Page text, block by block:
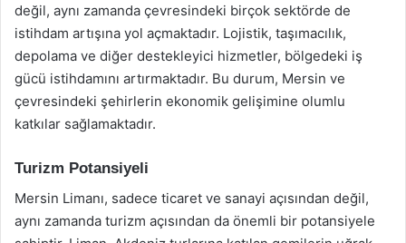
değil, aynı zamanda çevresindeki birçok sektörde de
istihdam artışına yol açmaktadır. Lojistik, taşımacılık,
depolama ve diğer destekleyici hizmetler, bölgedeki iş
gücü istihdamını artırmaktadır. Bu durum, Mersin ve
çevresindeki şehirlerin ekonomik gelişimine olumlu
katkılar sağlamaktadır.
Turizm Potansiyeli
Mersin Limanı, sadece ticaret ve sanayi açısından değil,
aynı zamanda turizm açısından da önemli bir potansiyele